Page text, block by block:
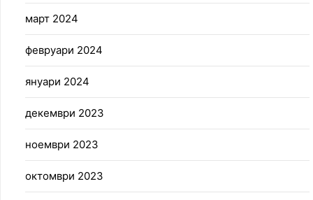
март 2024
февруари 2024
януари 2024
декември 2023
ноември 2023
октомври 2023